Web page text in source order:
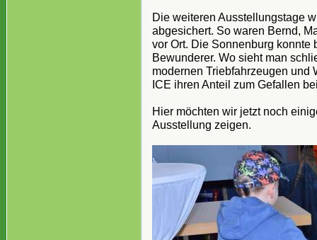
Die weiteren Ausstellungstage
abgesichert. So waren Bernd,
vor Ort. Die Sonnenburg
Bewunderer. Wo sieht man
modernen Triebfahrzeugen und
ICE ihren Anteil zum Gefallen
Hier möchten wir jetzt noch
Ausstellung zeigen.